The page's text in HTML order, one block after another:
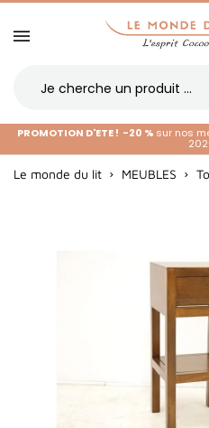
PROMOTION D'ETE ! -20 % sur nos
Le monde du lit MEUBLES